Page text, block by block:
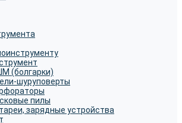
(болгарки)
шуруповерты
пилы
зарядные устройства